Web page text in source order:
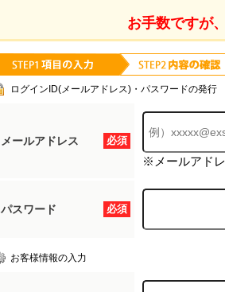
お手数ですが
ログインID(メールアドレス)・パスワードの発行
必須
メールアドレス
※メールアドレ
必須
パスワード
お客様情報の入力